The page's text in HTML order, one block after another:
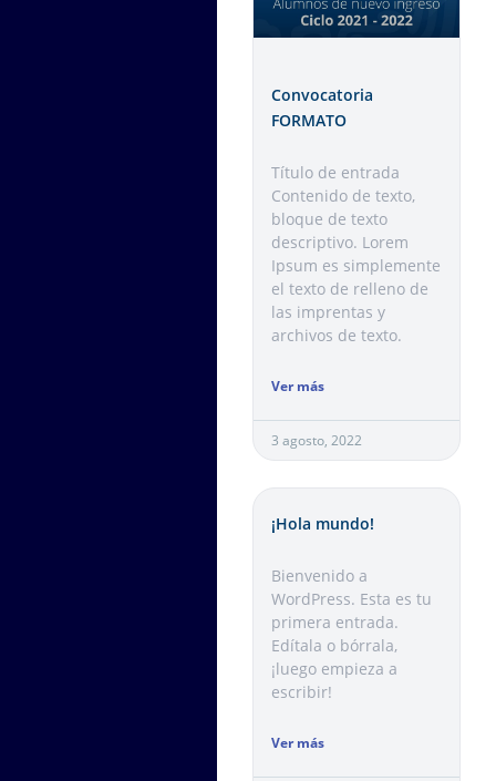
Convocatoria
FORMATO
Título de entrada
Contenido de texto,
bloque de texto
descriptivo. Lorem
Ipsum es simplemente
el texto de relleno de
las imprentas y
archivos de texto.
Ver más
3 agosto, 2022
¡Hola mundo!
Bienvenido a
WordPress. Esta es tu
primera entrada.
Edítala o bórrala,
¡luego empieza a
escribir!
Ver más